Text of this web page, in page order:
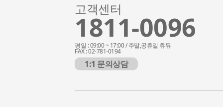
고객센터
1811-0096
평일 : 09:00 ~ 17:00 / 주말,공휴일 휴뮤
FAX : 02-781-0194
1:1 문의상담